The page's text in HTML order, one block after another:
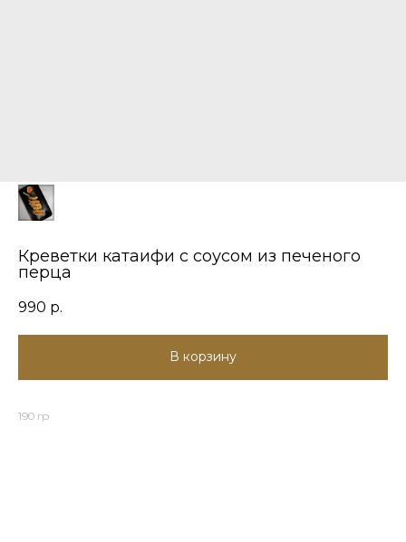
Креветки катаифи с соусом из печеного
перца
990 р.
В корзину
190 гр